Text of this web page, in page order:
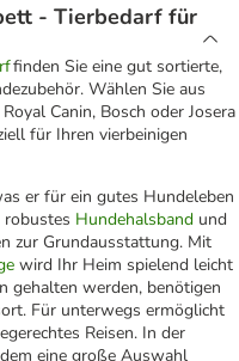
- Tierbedarf für
finden Sie eine gut sortierte,
Wählen Sie aus
Canin, Bosch oder Josera
für Ihren vierbeinigen
er für ein gutes Hundeleben
robustes Hundehalsband und
zur Grundausstattung. Mit
wird Ihr Heim spielend leicht
gehalten werden, benötigen
Für unterwegs ermöglicht
Reisen. In der
eine große Auswahl